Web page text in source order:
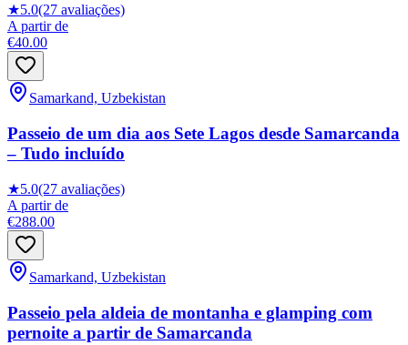
★5.0(27 avaliações)
A partir de
€40.00
Samarkand, Uzbekistan
Passeio de um dia aos Sete Lagos desde Samarcanda
– Tudo incluído
★5.0(27 avaliações)
A partir de
€288.00
Samarkand, Uzbekistan
Passeio pela aldeia de montanha e glamping com
pernoite a partir de Samarcanda